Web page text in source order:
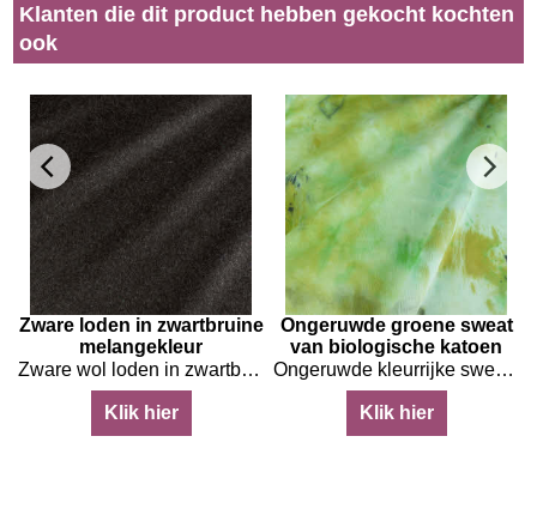
Klanten die dit product hebben gekocht kochten
ook
Zware loden in zwartbruine
melangekleur
Zware wol loden in zwartbruine melange kleuren
Klik hier
Ongeruwde groene sweat
van biologische katoen
Ongeruwde kleurrijke sweat van biologische katoen
Klik hier